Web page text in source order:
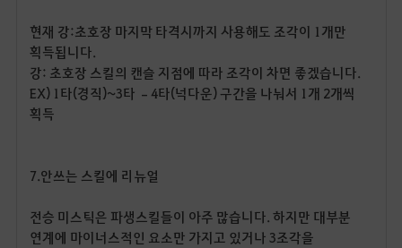
현재 강:초호장 마지막 타격시까지 사용해도 조각이 1 개만
획득됩니다.
강: 초호장 스킬의 캔슬 지점에 따라 조각이 차면 좋겠습니다.
EX) 1 타(경직)~3타 – 4타(넉다운) 구간을 나눠서 1 개 2개씩
획득
7.안쓰는 스킬에 리뉴얼
전승 미스틱은 파생스킬들이 아주 많습니다. 하지만 대부분
연계에 마이너스적인 요소만 가지고 있거나 3조각을